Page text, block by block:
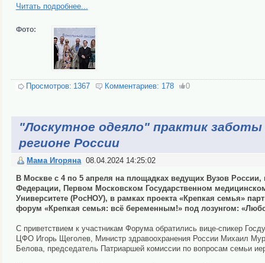
Читать подробнее...
Фото:
Просмотров: 1367 Комментариев: 178 0
"Лоскутное одеяло" практик
регионе России
Мама Игоряна 08.04.2024 14:25:02
В Москве с 4 по 5 апреля на площадках ведущих Вузов
Федерации, Первом Московском Государственном
Университете (РосНОУ), в рамках проекта «Крепкая семья»
форум «Крепкая семья: всё беременным!» под лозунгом:
С приветствием к участникам Форума обратились вице-спикер
ЦФО Игорь Щеголев, Министр здравоохранения России Михаил
Белова, председатель Патриаршей комиссии по вопросам семьи